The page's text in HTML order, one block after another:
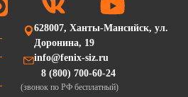
628007, Ханты-Мансийск, ул.
Доронина, 19
info@fenix-siz.ru
8 (800) 700-60-24
(звонок по РФ бесплатный)